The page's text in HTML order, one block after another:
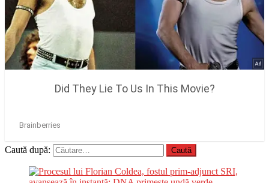
Caută după: